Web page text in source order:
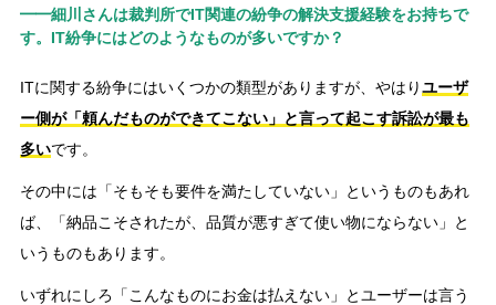
━━細川さんは裁判所でIT関連の紛争の解決支援経験をお持ちで
す。IT紛争にはどのようなものが多いですか？
ITに関する紛争にはいくつかの類型がありますが、やはりユーザ
ー側が「頼んだものができてこない」と言って起こす訴訟が最も
多いです。
その中には「そもそも要件を満たしていない」というものもあれ
ば、「納品こそされたが、品質が悪すぎて使い物にならない」と
いうものもあります。
いずれにしろ「こんなものにお金は払えない」とユーザーは言う